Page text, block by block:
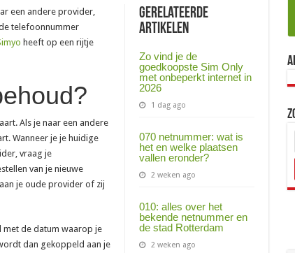
Gerelateerde
Artikelen
Zo vind je de
goedkoopste Sim Only
met onbeperkt internet in
2026
1 dag ago
070 netnummer: wat is
het en welke plaatsen
vallen eronder?
2 weken ago
010: alles over het
bekende netnummer en
de stad Rotterdam
2 weken ago
een andere provider,
telefoonnummer
heeft op een rijtje
Als je naar een andere
Wanneer je je huidige
vraag je
van je nieuwe
je oude provider of zij
met de datum waarop je
dan gekoppeld aan je